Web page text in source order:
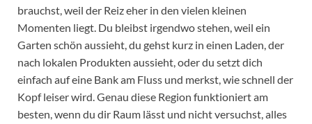
brauchst, weil der Reiz eher in den vielen kleinen
Momenten liegt. Du bleibst irgendwo stehen, weil ein
Garten schön aussieht, du gehst kurz in einen Laden, der
nach lokalen Produkten aussieht, oder du setzt dich
einfach auf eine Bank am Fluss und merkst, wie schnell der
Kopf leiser wird. Genau diese Region funktioniert am
besten, wenn du dir Raum lässt und nicht versuchst, alles